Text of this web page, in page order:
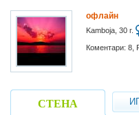
офлайн
Kamboja, 30 г.
Коментари: 8,
СТЕНА